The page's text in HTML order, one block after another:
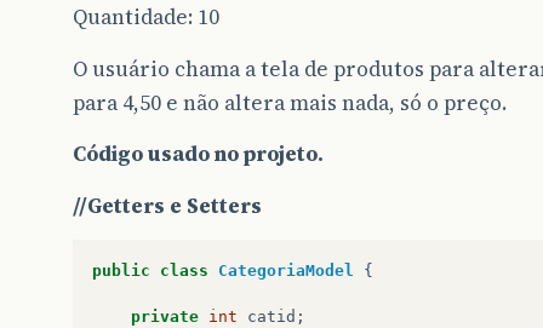
Quantidade: 10
O usuário chama a tela de produtos para
para 4,50 e não altera mais nada, só o preço.
Código usado no projeto.
//Getters e Setters
public class CategoriaModel {
private int catid ;